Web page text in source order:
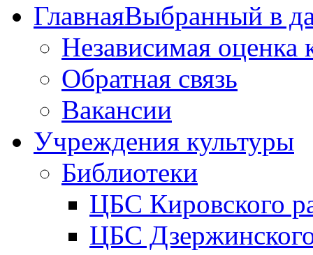
ГлавнаяВыбранный в
Независимая оценка
Обратная связь
Вакансии
Учреждения культуры
Библиотеки
ЦБС Кировского
ЦБС